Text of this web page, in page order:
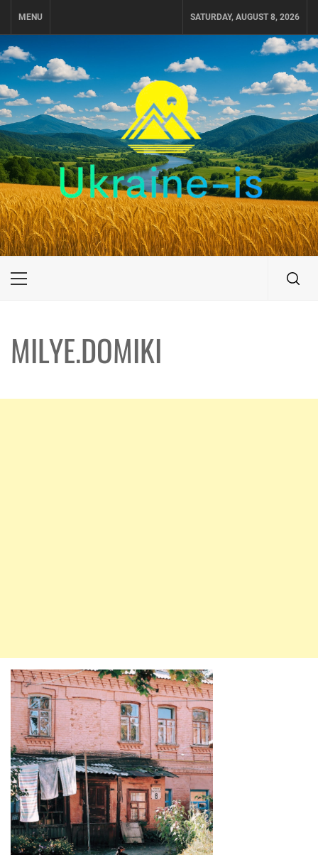
MENU SATURDAY, AUGUST 8, 2026
UKRAINE-IS
ПУТЕШЕСТВИЕ ПО УКРАИНЕ
Primary
MILYE.DOMIKI